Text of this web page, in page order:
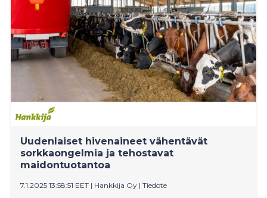
Uudenlaiset hivenaineet vähentävät
sorkkaongelmia ja tehostavat
maidontuotantoa
7.1.2025 13:58:51 EET | Hankkija Oy | Tiedote